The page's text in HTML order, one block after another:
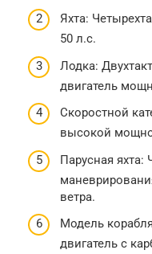
Яхта:
50 л.с.
Лодка:
двигатель
Скоростной
высокой
Парусная яхта:
ветра.
Модель
двигатель с